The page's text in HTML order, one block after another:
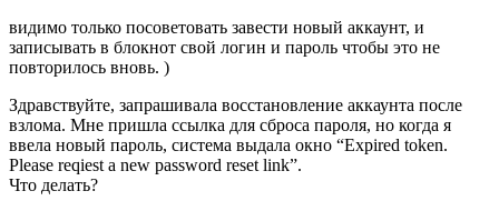
видимо только посоветовать завести новый аккаунт, и
записывать в блокнот свой логин и пароль чтобы это не
повторилось вновь. )
Здравствуйте, запрашивала восстановление аккаунта после
взлома. Мне пришла ссылка для сброса пароля, но когда я
ввела новый пароль, система выдала окно “Expired token.
Please reqiest a new password reset link”.
Что делать?